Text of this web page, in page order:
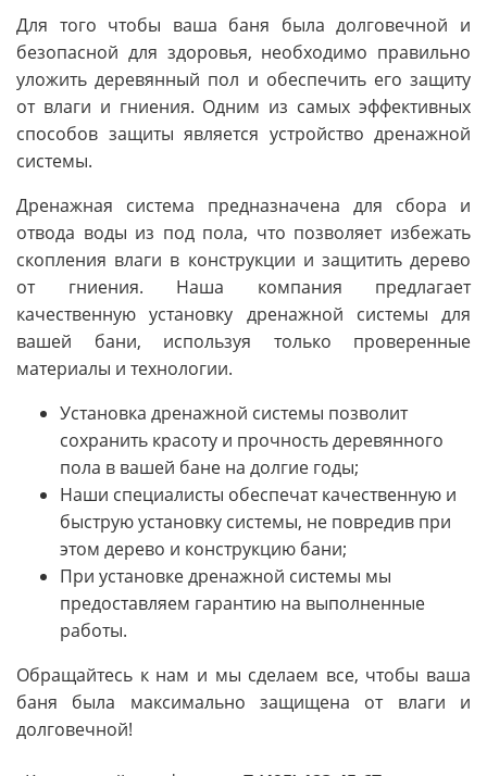
Для того чтобы ваша баня была долговечной и
безопасной для здоровья, необходимо правильно
уложить деревянный пол и обеспечить его защиту
от влаги и гниения. Одним из самых эффективных
способов защиты является устройство дренажной
системы.
Дренажная система предназначена для сбора и
отвода воды из под пола, что позволяет избежать
скопления влаги в конструкции и защитить дерево
от гниения. Наша компания предлагает
качественную установку дренажной системы для
вашей бани, используя только проверенные
материалы и технологии.
Установка дренажной системы позволит
сохранить красоту и прочность деревянного
пола в вашей бане на долгие годы;
Наши специалисты обеспечат качественную и
быструю установку системы, не повредив при
этом дерево и конструкцию бани;
При установке дренажной системы мы
предоставляем гарантию на выполненные
работы.
Обращайтесь к нам и мы сделаем все, чтобы ваша
баня была максимально защищена от влаги и
долговечной!